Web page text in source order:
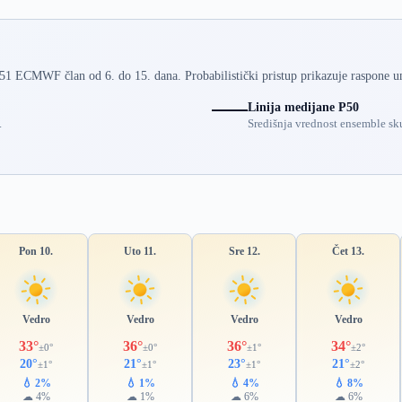
ECMWF član od 6. do 15. dana. Probabilistički pristup prikazuje raspone
Linija medijane P50
Središnja vrednost ensemble
Pon 10.
Vedro
33°±0°
20°±1°
💧 2%
☁ 4%
Uto 11.
Vedro
36°±0°
21°±1°
💧 1%
☁ 1%
Sre 12.
Vedro
36°±1°
23°±1°
💧 4%
☁ 6%
Čet 13.
Vedro
34°±2°
21°±2°
💧 8%
☁ 6%